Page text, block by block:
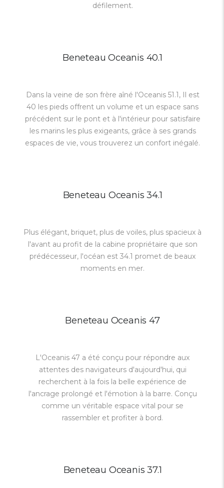
défilement.
Beneteau Oceanis 40.1
Dans la veine de son frère aîné l'Oceanis 51.1, Il est
40 les pieds offrent un volume et un espace sans
précédent sur le pont et à l'intérieur pour satisfaire
les marins les plus exigeants, grâce à ses grands
espaces de vie, vous trouverez un confort inégalé.
Beneteau Oceanis 34.1
Plus élégant, briquet, plus de voiles, plus spacieux à
l'avant au profit de la cabine propriétaire que son
prédécesseur, l'océan est 34.1 promet de beaux
moments en mer.
Beneteau Oceanis 47
L'Oceanis 47 a été conçu pour répondre aux
attentes des navigateurs d'aujourd'hui, qui
recherchent à la fois la belle expérience de
l'ancrage prolongé et l'émotion à la barre. Conçu
comme un véritable espace vital pour se
rassembler et profiter à bord.
Beneteau Oceanis 37.1